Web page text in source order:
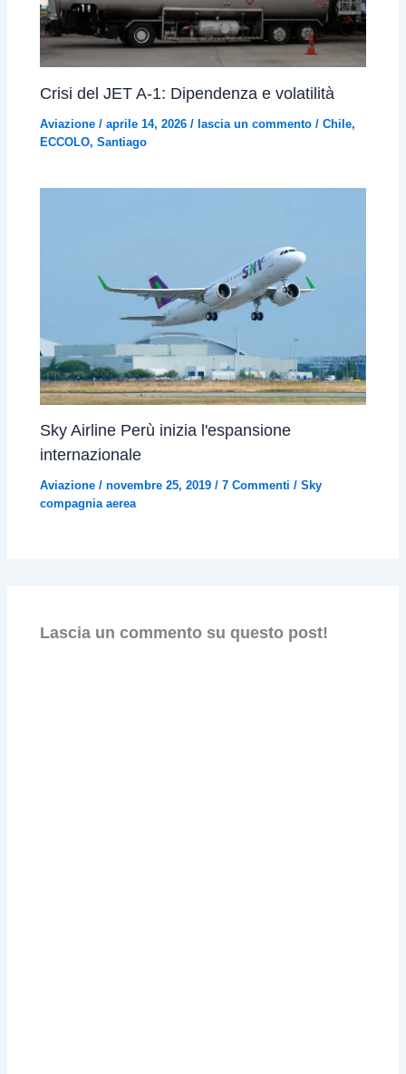
Crisi del JET A-1: Dipendenza e volatilità
Aviazione /aprile 14, 2026/ lascia un commento /Chile,
ECCOLO,Santiago
Sky Airline Perù inizia l'espansione
internazionale
Aviazione /novembre 25, 2019/7 Commenti /Sky
compagnia aerea
Lascia un commento su questo post!